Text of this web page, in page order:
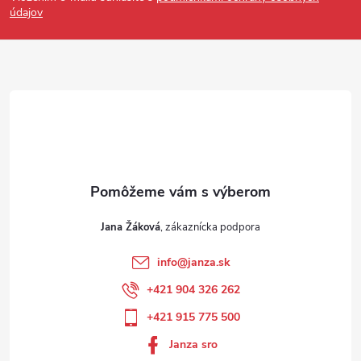
údajov
Jana Žáková
info@janza.sk
+421 904 326 262
+421 915 775 500
Janza sro